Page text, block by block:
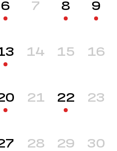
6 7 8 9
14 15 16
21 22 23
28 29 30